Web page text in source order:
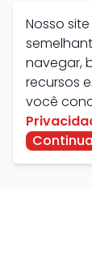
Nosso
navegar,
recursos
você